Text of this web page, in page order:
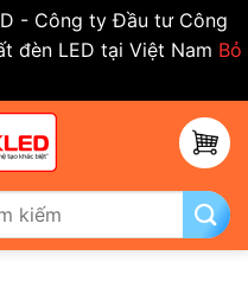
- Công ty Đầu tư Công
đèn LED tại Việt Nam Bỏ